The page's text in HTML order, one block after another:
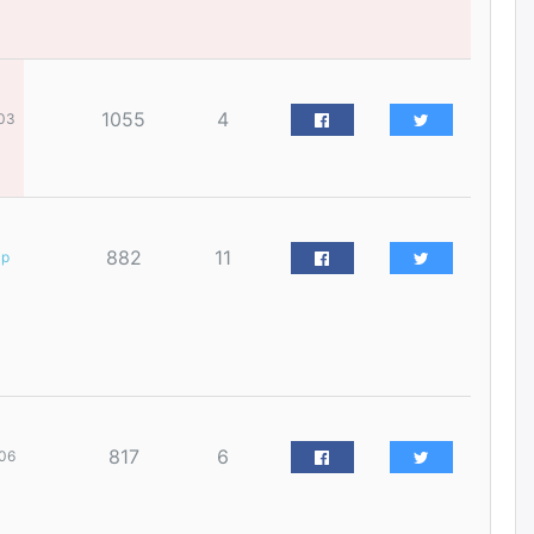
2026/08/06
Орон сууц, нийтийн аж ахуй,
авто зам, тохижилт
холбоотой ГОМДОЛ их байгааг
"Урьхан" Б.Чинбат гэж хүн
бизнес хамтрагчаа гүтгэж
1055 4
882 11
817 6